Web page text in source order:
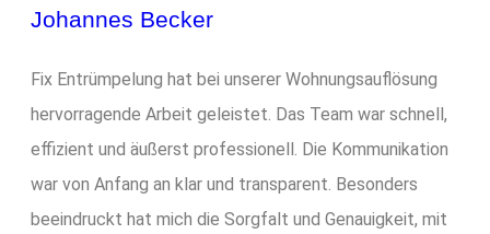
Johannes Becker
Fix Entrümpelung hat bei unserer Wohnungsauflösung
hervorragende Arbeit geleistet. Das Team war schnell,
effizient und äußerst professionell. Die Kommunikation
war von Anfang an klar und transparent. Besonders
beeindruckt hat mich die Sorgfalt und Genauigkeit, mit